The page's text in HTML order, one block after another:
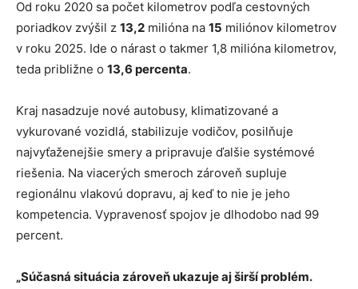
Od roku 2020 sa počet kilometrov podľa cestovných
poriadkov zvýšil z 13,2 milióna na 15 miliónov kilometrov
v roku 2025. Ide o nárast o takmer 1,8 milióna kilometrov,
teda približne o 13,6 percenta.
Kraj nasadzuje nové autobusy, klimatizované a
vykurované vozidlá, stabilizuje vodičov, posilňuje
najvyťaženejšie smery a pripravuje ďalšie systémové
riešenia. Na viacerých smeroch zároveň supluje
regionálnu vlakovú dopravu, aj keď to nie je jeho
kompetencia. Vypravenosť spojov je dlhodobo nad 99
percent.
„Súčasná situácia zároveň ukazuje aj širší problém.